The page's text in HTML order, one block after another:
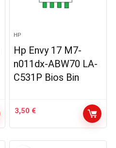
HP
Hp Envy 17 M7-
n011dx-ABW70 LA-
C531P Bios Bin
3,50 €